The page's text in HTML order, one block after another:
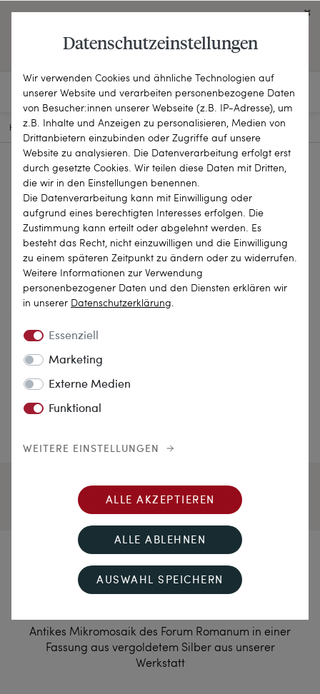
OPEN ENGLISH WEBSITE
HOME SCHMUCKSTÜCKE BROSCHEN & NADELN 25-1940
Roma quanta fuit, ipsa
ruina docet
Antikes Mikromosaik des Forum Romanum in einer
Fassung aus vergoldetem Silber aus unserer
Werkstatt
Datenschutzeinstellungen
Wir verwenden Cookies und ähnliche Technologien auf
unserer Website und verarbeiten personenbezogene Daten
von Besucher:innen unserer Webseite (z.B. IP-Adresse), um
z.B. Inhalte und Anzeigen zu personalisieren, Medien von
Drittanbietern einzubinden oder Zugriffe auf unsere
Website zu analysieren. Die Datenverarbeitung erfolgt erst
durch gesetzte Cookies. Wir teilen diese Daten mit Dritten,
die wir in den Einstellungen benennen.
Die Datenverarbeitung kann mit Einwilligung oder
aufgrund eines berechtigten Interesses erfolgen. Die
Zustimmung kann erteilt oder abgelehnt werden. Es
besteht das Recht, nicht einzuwilligen und die Einwilligung
zu einem späteren Zeitpunkt zu ändern oder zu widerrufen.
Weitere Informationen zur Verwendung
personenbezogener Daten und den Diensten erklären wir
in unserer Daten­schutz­erklärung.
Essenziell
Marketing
Externe Medien
Funktional
WEITERE EINSTELLUNGEN
ALLE AKZEPTIEREN
ALLE ABLEHNEN
AUSWAHL SPEICHERN